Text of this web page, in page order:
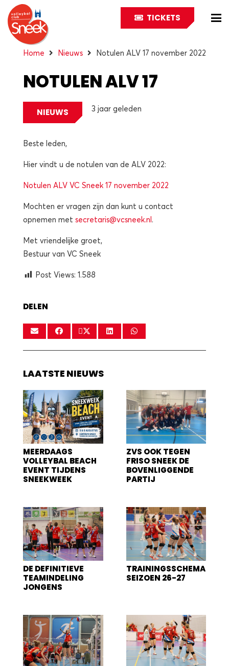
TICKETS
Home Nieuws Notulen ALV 17 november 2022
NOTULEN ALV 17
NOVEMBER 2022
NIEUWS 3 jaar geleden
Beste leden,
Hier vindt u de notulen van de ALV 2022:
Notulen ALV VC Sneek 17 november 2022
Mochten er vragen zijn dan kunt u contact
opnemen met secretaris@vcsneek.nl.
Met vriendelijke groet,
Bestuur van VC Sneek
Post Views: 1.588
DELEN
LAATSTE NIEUWS
MEERDAAGS
VOLLEYBAL BEACH
EVENT TIJDENS
SNEEKWEEK
ZVS OOK TEGEN
FRISO SNEEK DE
BOVENLIGGENDE
PARTIJ
DE DEFINITIEVE
TEAMINDELING
JONGENS
TRAININGSSCHEMA
SEIZOEN 26-27